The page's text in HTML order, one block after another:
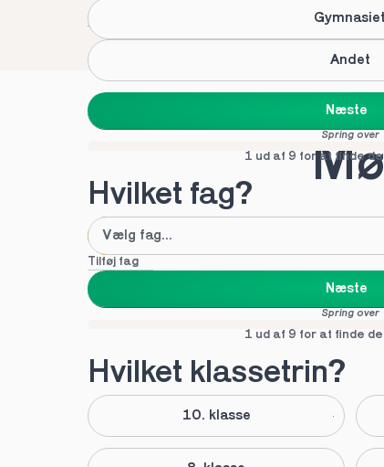
Gymnasiet
Andet
Næste
Spring over
1 ud af 9 for at finde
Hvilket fag?
Tilføj fag
Næste
Spring over
1 ud af 9 for at finde
Hvilket klassetrin?
10. klasse